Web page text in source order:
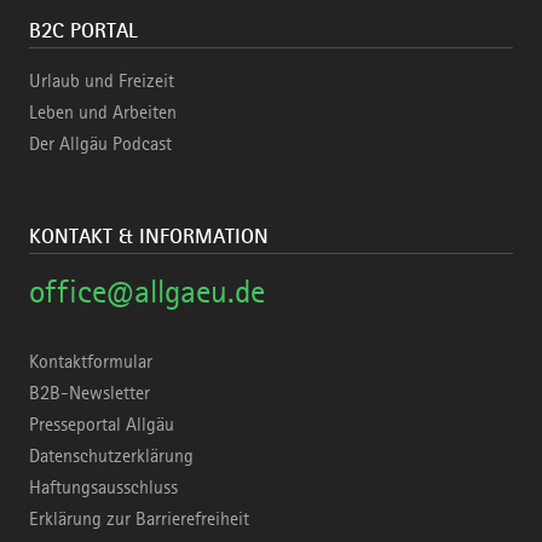
B2C PORTAL
Urlaub und Freizeit
Leben und Arbeiten
Der Allgäu Podcast
KONTAKT & INFORMATION
office@allgaeu.de
Kontaktformular
B2B-Newsletter
Presseportal Allgäu
Datenschutzerklärung
Haftungsausschluss
Erklärung zur Barrierefreiheit